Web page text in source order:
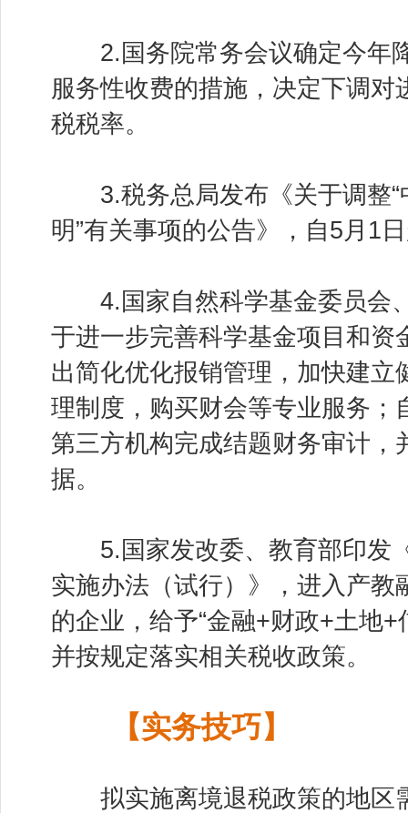
2.国务院常务会议确定今年
服务性收费的措施，决定下调对
税税率。
3.税务总局发布《关于调整“
明”有关事项的公告》，自5月1
4.国家自然科学基金委员会
于进一步完善科学基金项目和资
出简化优化报销管理，加快建立
理制度，购买财会等专业服务；
第三方机构完成结题财务审计，
据。
5.国家发改委、教育部印发
实施办法（试行）》，进入产教
的企业，给予“金融+财政+土地+
并按规定落实相关税收政策。
【实务技巧】
拟实施离境退税政策的地区